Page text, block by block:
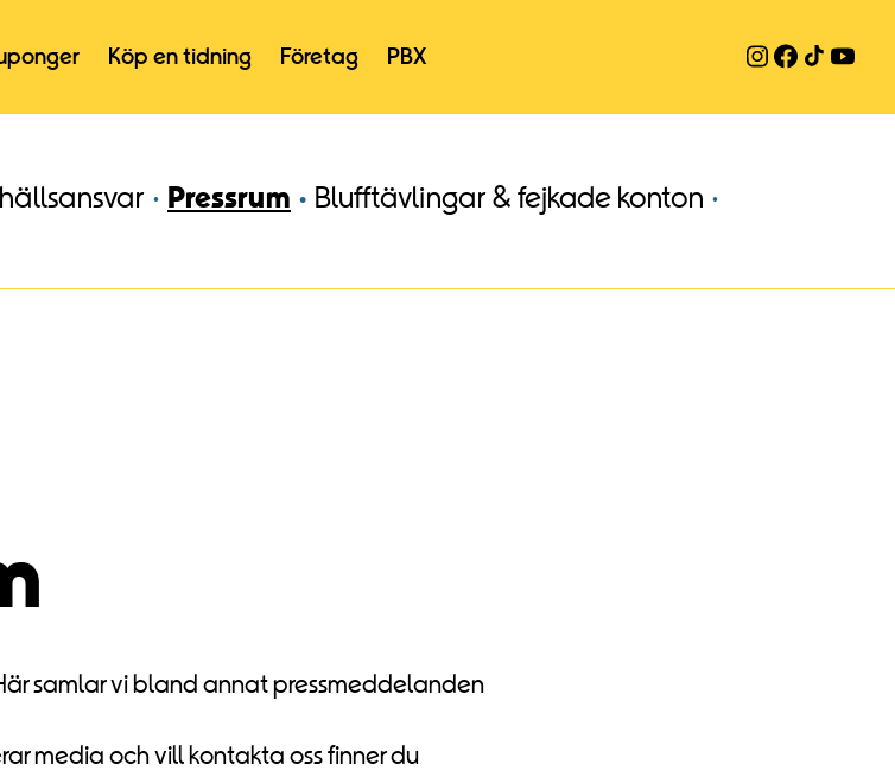
Köp en tidning Företag PBX
Pressrum
Blufftävlingar & fejkade konton
samlar vi bland annat pressmeddelanden
media och vill kontakta oss finner du